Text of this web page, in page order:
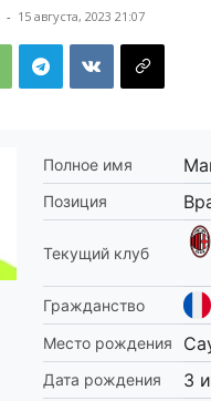
- 15 августа, 2023 21:07
Полное имя
Позиция
Текущий клуб
Гражданство
Место рождения
Дата рождения 3